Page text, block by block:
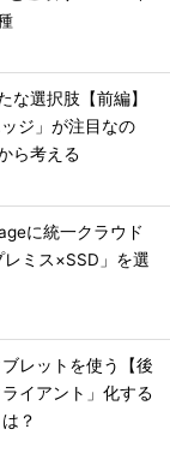
な選択肢【前編】
ジ」が注目なの
ら考える
に統一クラウド
ミス×SSD」を選
レットを使う【後
イアント」化する
？